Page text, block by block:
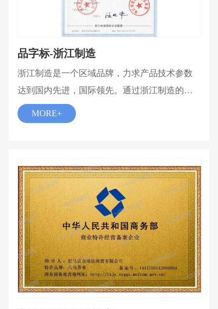
品字标-浙江制造
浙江制造是一个区域品牌，力求产品技术参数
达到国内先进，国际领先。通过浙江制造的产
品可以在包装上粘贴浙江制造品牌logo，可以增
加产品市场推广效果。通过浙江制造的产品，
得被优先推送和考虑的优势。
MORE+